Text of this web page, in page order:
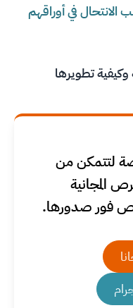
في أوراقهم
وكيفية تطويرها
لتتمكن من
المجانية
فور صدورها.